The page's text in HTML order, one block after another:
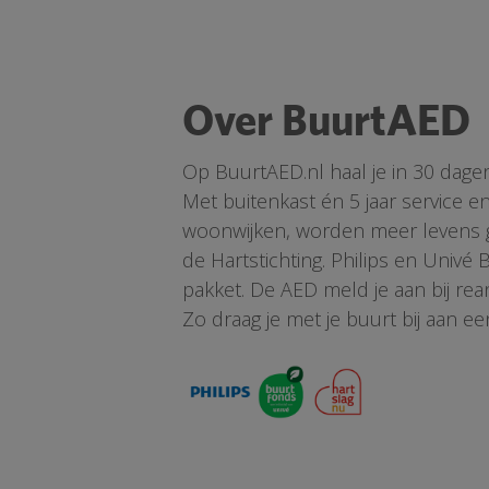
Over BuurtAED
Op BuurtAED.nl haal je in 30
Met buitenkast én 5 jaar service
woonwijken, worden meer levens
de Hartstichting. Philips en Univé
pakket. De AED meld je aan bij
Zo draag je met je buurt bij aan